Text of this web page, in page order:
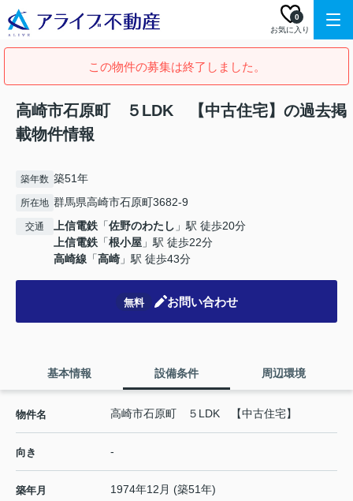
お気に入り
0
この物件の募集は終了しました。
高崎市石原町 ５LDK 【中古住宅】の過去掲
載物件情報
築年数 築51年
所在地 群馬県高崎市石原町3682-9
交通 上信電鉄 「佐野のわたし 」駅 徒歩20分
上信電鉄 「根小屋 」駅 徒歩22分
高崎線 「高崎 」駅 徒歩43分
無料 お問い合わせ
基本情報 設備条件 周辺環境
物件名 高崎市石原町 ５LDK 【中古住宅】
向き -
築年月 1974年12月 (築51年)